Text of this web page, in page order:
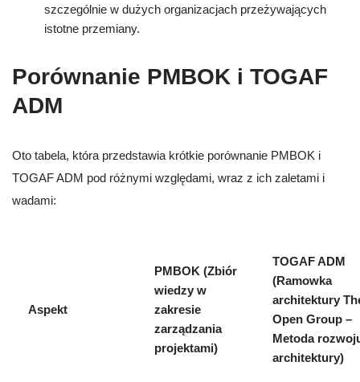
szczególnie w dużych organizacjach przeżywających
istotne przemiany.
Porównanie PMBOK i TOGAF
ADM
Oto tabela, która przedstawia krótkie porównanie PMBOK i
TOGAF ADM pod różnymi względami, wraz z ich zaletami i
wadami:
Aspekt
PMBOK (Zbiór
wiedzy w
zakresie
zarządzania
projektami)
TOGAF ADM
(Ramowka
architektury
Open Group –
Metoda
architektury)